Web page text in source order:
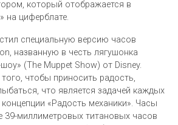
который отображается в
на циферблате.
специальную версию часов
названную в честь лягушонка
(The Muppet Show) от Disney.
чтобы приносить радость,
что является задачей каждых
«Радость механики». Часы
39-миллиметровых титановых часов